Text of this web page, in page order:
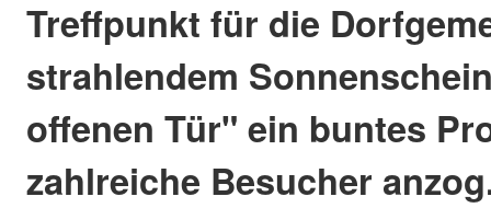
Treffpunkt für die
strahlendem
offenen Tür" ein buntes
zahlreiche Besucher